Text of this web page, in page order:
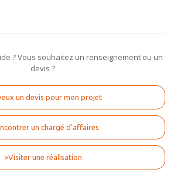
? Vous souhaitez un renseignement ou un
devis ?
un devis pour mon projet
un chargé d'affaires
>Visiter une réalisation